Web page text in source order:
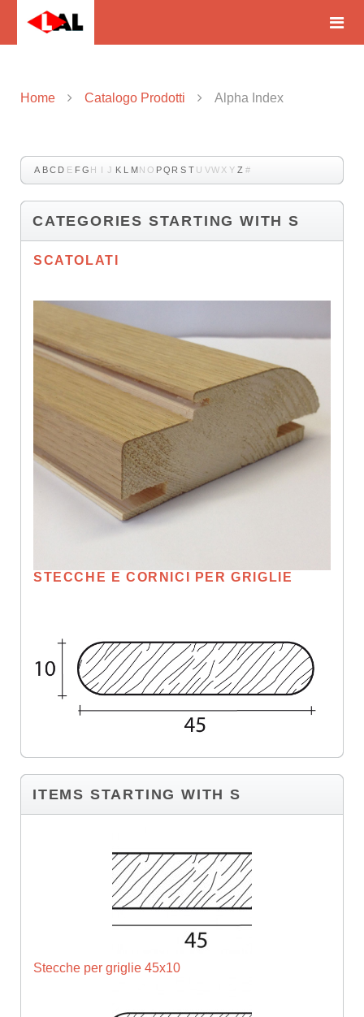
Home Catalogo Prodotti Alpha Index
A B C D E F G H I J K L M N O P Q R S T U VW X Y Z #
CATEGORIES STARTING WITH S
SCATOLATI
STECCHE E CORNICI PER GRIGLIE
ITEMS STARTING WITH S
Stecche per griglie 45x10